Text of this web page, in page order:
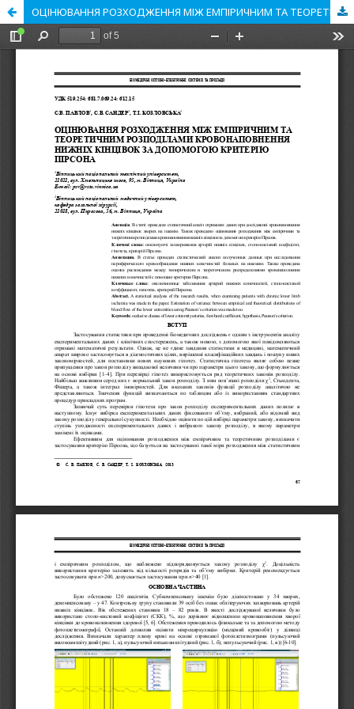
ОЦІНЮВАННЯ РОЗХОДЖЕННЯ МІЖ ЕМПІРИЧНИМ ТА ТЕОРЕТИЧНИМ РОЗПОДІЛАМИ КРОВОНАПОВНЕННЯ НИЖНІХ КІНЦІВОК ЗА ДОПОМОГОЮ КРИТЕРІЮ ПІРСОНА